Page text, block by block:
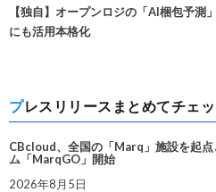
【独自】オープンロジの「AI梱包予測
にも活用本格化
プレスリリースまとめてチェ
CBcloud、全国の「Marq」施設を起
ム「MarqGO」開始
2026年8月5日